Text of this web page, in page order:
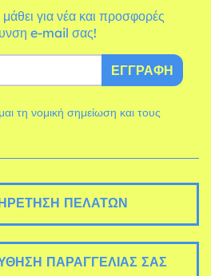
για νέα και προσφορές
e-mail σας!
ΕΓΓΡΑΦΉ
τη νομική σημείωση και τους
ΠΕΛΑΤΏΝ
ΠΑΡΑΓΓΕΛΊΑΣ ΣΑΣ